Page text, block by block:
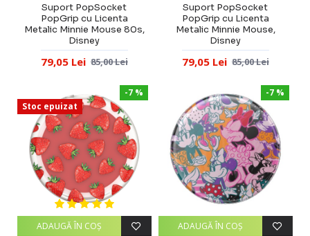
Suport PopSocket
PopGrip cu Licenta
Metalic Minnie Mouse 80s,
Disney
79,05 Lei 85,00 Lei
Suport PopSocket
PopGrip cu Licenta
Metalic Minnie Mouse,
Disney
79,05 Lei 85,00 Lei
-7 %
Stoc epuizat
ADAUGĂ ÎN COŞ
-7 %
ADAUGĂ ÎN COŞ